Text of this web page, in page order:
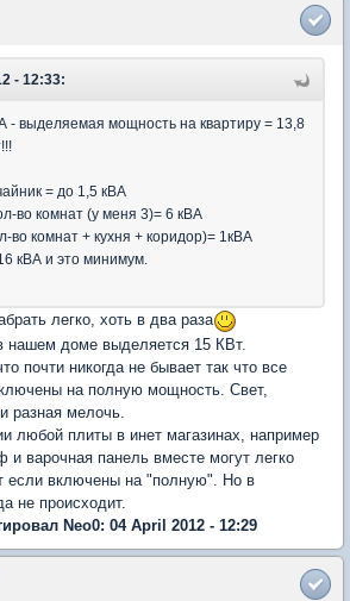
- 12:33:
- выделяемая мощность на квартиру = 13,8
= до 1,5 кВА
во комнат (у меня 3)= 6 кВА
во комнат + кухня + коридор)= 1кВА
кВА и это минимум.
легко, хоть в два раза
нашем доме выделяется 15 КВт.
почти никогда не бывает так что все
на полную мощность. Свет,
разная мелочь.
любой плиты в инет магазинах, например
и варочная панель вместе могут легко
если включены на "полную". Но в
не происходит.
Neo0: 04 April 2012 - 12:29